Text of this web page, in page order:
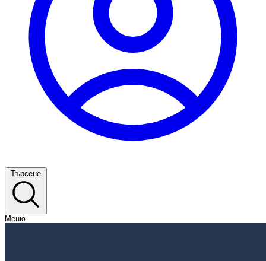
Търсене
Меню